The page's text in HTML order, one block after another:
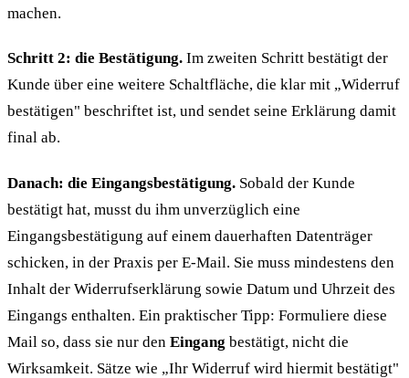
machen.
Schritt 2: die Bestätigung. Im zweiten Schritt bestätigt der
Kunde über eine weitere Schaltfläche, die klar mit „Widerruf
bestätigen" beschriftet ist, und sendet seine Erklärung damit
final ab.
Danach: die Eingangsbestätigung. Sobald der Kunde
bestätigt hat, musst du ihm unverzüglich eine
Eingangsbestätigung auf einem dauerhaften Datenträger
schicken, in der Praxis per E-Mail. Sie muss mindestens den
Inhalt der Widerrufserklärung sowie Datum und Uhrzeit des
Eingangs enthalten. Ein praktischer Tipp: Formuliere diese
Mail so, dass sie nur den Eingang bestätigt, nicht die
Wirksamkeit. Sätze wie „Ihr Widerruf wird hiermit bestätigt"